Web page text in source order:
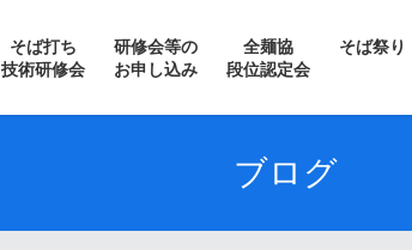
そば打ち
技術研修会
研修会等の
お申し込み
全麺協
段位認定会
そば祭り
ブログ